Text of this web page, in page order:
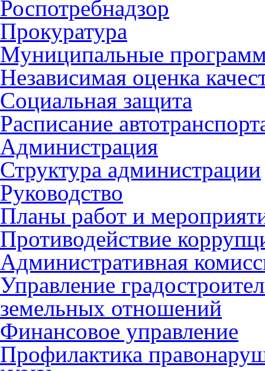
Роспотребнадзор
Прокуратура
Муниципальные
Независимая оценка
Социальная защита
Расписание
Администрация
Структура администрации
Руководство
Планы работ и
Противодействие
Административная
Управление
земельных отношений
Финансовое управление
Профилактика